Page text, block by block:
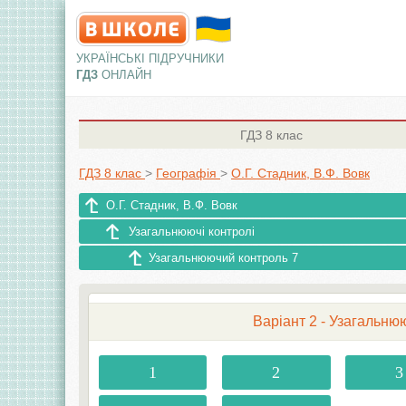
УКРАЇНСЬКІ ПІДРУЧНИКИ
ГДЗ ОНЛАЙН
ГДЗ 8 клас
ГДЗ 8 клас > Географія > О.Г. Стадник, В.Ф. Вовк
О.Г. Стадник, В.Ф. Вовк
Узагальнюючі контролі
Узагальнюючий контроль 7
Варіант 2 -
1 2 3